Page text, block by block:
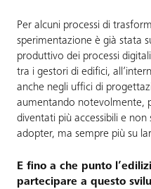
Per alcuni processi di
sperimentazione è già stata
produttivo dei processi
tra i gestori di edifici,
anche negli uffici di
aumentando notevolmente,
diventati più accessibili e
adopter, ma sempre più su
E fino a che punto
partecipare a questo